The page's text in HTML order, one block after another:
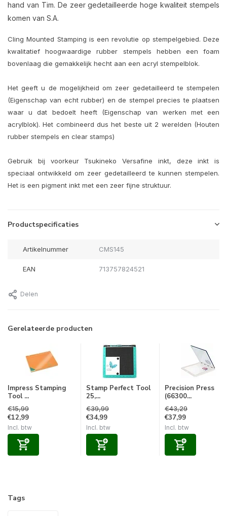
hand van Tim. De zeer gedetailleerde hoge kwaliteit stempels
komen van S.A.
Cling Mounted Stamping is een revolutie op stempelgebied. Deze
kwalitatief hoogwaardige rubber stempels hebben een foam
bovenlaag die gemakkelijk hecht aan een acryl stempelblok.
Het geeft u de mogelijkheid om zeer gedetailleerd te stempelen
(Eigenschap van echt rubber) en de stempel precies te plaatsen
waar u dat bedoelt heeft (Eigenschap van werken met een
acrylblok). Het combineerd dus het beste uit 2 werelden (Houten
rubber stempels en clear stamps)
Gebruik bij voorkeur Tsukineko Versafine inkt, deze inkt is
speciaal ontwikkeld om zeer gedetailleerd te kunnen stempelen.
Het is een pigment inkt met een zeer fijne struktuur.
Productspecificaties
Artikelnummer CMS145
EAN 713757824521
Delen
Gerelateerde producten
Impress Stamping
Tool ...
€15,99
€12,99
Incl. btw
Stamp Perfect Tool
25,...
€39,99
€34,99
Incl. btw
Precision Press
(66300...
€43,29
€37,99
Incl. btw
Tags